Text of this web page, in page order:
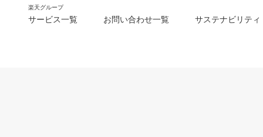
楽天グループ
サービス一覧 お問い合わせ一覧 サステナビリティ